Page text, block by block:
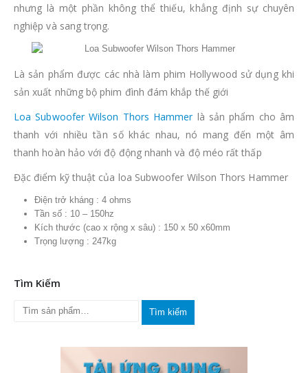
nhưng là một phần không thể thiếu, khẳng định sự chuyên
nghiệp và sang trọng.
Là sản phẩm được các nhà làm phim Hollywood sử dụng khi
sản xuất những bộ phim đình đám khắp thế giới
Loa Subwoofer Wilson Thors Hammerlà sản phẩm cho âm
thanh với nhiều tần số khác nhau, nó mang đến một âm
thanh hoàn hảo với độ động nhanh và độ méo rất thấp
Đặc điểm kỹ thuật của loa Subwoofer Wilson Thors Hammer
Điện trở kháng : 4 ohms
Tần số : 10 – 150hz
Kích thước (cao x rộng x sâu) : 150 x 50 x60mm
Trọng lượng : 247kg
Tìm Kiếm
Tìm kiếm